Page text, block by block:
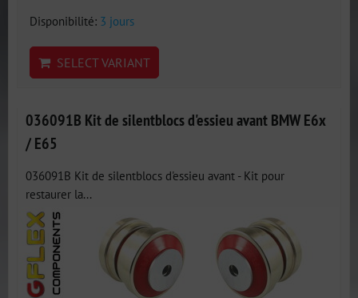
Disponibilité: 3 jours
SELECT VARIANT
036091B Kit de silentblocs d'essieu avant BMW E6x
/ E65
036091B Kit de silentblocs d'essieu avant - Kit pour
restaurer la...